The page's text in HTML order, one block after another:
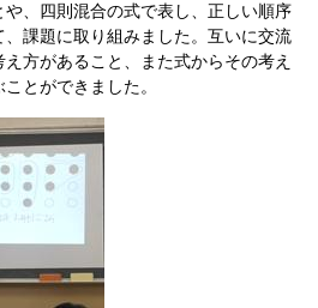
、四則混合の式で表し、正しい順序
課題に取り組みました。互いに交流
方があること、また式からその考え
とができました。